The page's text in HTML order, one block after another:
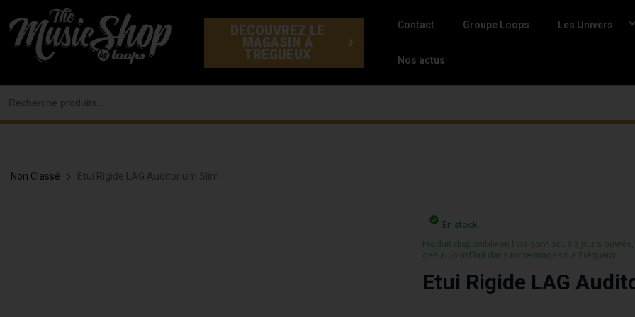
au
contenu
DECOUVREZ LE
MAGASIN À
TREGUEUX
Contact Groupe Loops Les Univers
Nos actus
Non Classé Etui Rigide LAG Auditorium Slim
En stock
Produit disponible en livraison¹ sous 3 jours
des aujourd’hui dans notre magasin a Trégueux.
Etui Rigide LAG